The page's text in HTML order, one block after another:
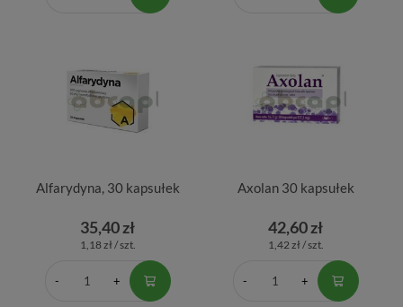
Alfarydyna, 30 kapsułek
35,40 zł
1,18 zł / szt.
Axolan 30 kapsułek
42,60 zł
1,42 zł / szt.